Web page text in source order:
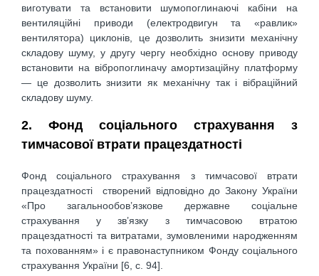
виготувати та встановити шумопоглинаючі кабіни на
вентиляційні приводи (електродвигун та «равлик»
вентилятора) циклонів, це дозволить знизити механічну
складову шуму, у другу чергу необхідно основу приводу
встановити на вібропоглиначу амортизаційну платформу
— це дозволить знизити як механічну так і вібраційний
складову шуму.
2. Фонд соціального страхування з
тимчасової втрати працездатності
Фонд соціального страхування з тимчасової втрати
працездатності створений відповідно до Закону України
«Про загальнообов’язкове державне соціальне
страхування у зв’язку з тимчасовою втратою
працездатності та витратами, зумовленими народженням
та похованням» і є правонаступником Фонду соціального
страхування України [6, с. 94].